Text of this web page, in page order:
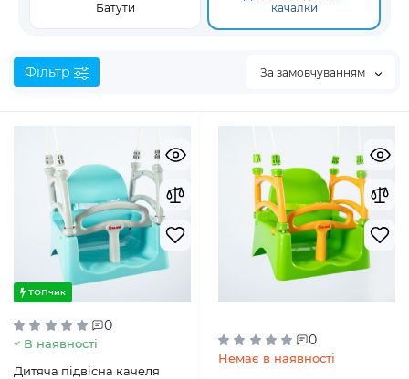
Батути
качалки
Фільтр За замовчуванням
ТОПчик
0
В наявності
Дитяча підвісна качеля
0
Немає в наявності